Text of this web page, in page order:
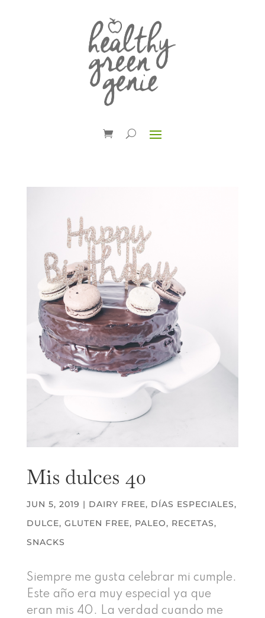
Mis dulces 40
JUN 5, 2019 | DAIRY FREE, DÍAS ESPECIALES,
DULCE, GLUTEN FREE, PALEO, RECETAS,
SNACKS
Siempre me gusta celebrar mi cumple.
Este año era muy especial ya que
eran mis 40. La verdad cuando me